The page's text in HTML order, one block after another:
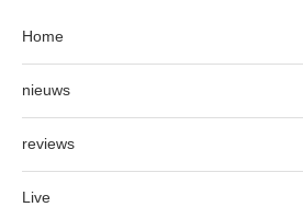
Home
nieuws
reviews
Live